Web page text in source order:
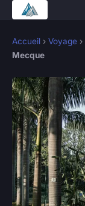
Accueil › Voyage ›
Mecque